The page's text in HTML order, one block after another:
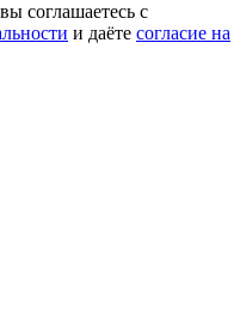
соглашаетесь с
и даёте согласие на